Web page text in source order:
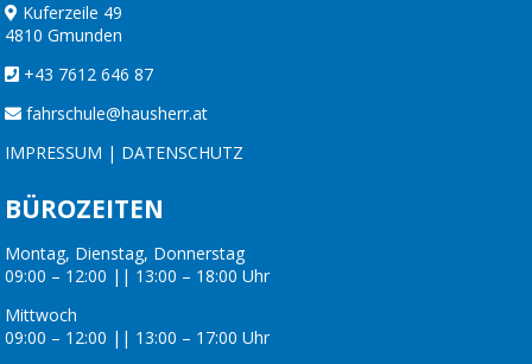
Kuferzeile 49
4810 Gmunden
+43 7612 646 87
fahrschule@hausherr.at
IMPRESSUM | DATENSCHUTZ
BÜROZEITEN
Montag, Dienstag, Donnerstag
09:00 – 12:00 || 13:00 – 18:00 Uhr
Mittwoch
09:00 – 12:00 || 13:00 – 17:00 Uhr